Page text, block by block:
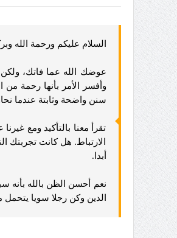
السلام عليكم ورحمة الله
عوضك الله عما فاتك، ولكن
وأفسر الأمر بأنها رحمة
سنن واضحة وثابتة عندما
تقرأ معنا بالتأكيد ومع
الارتباط. هل كانت
أبدا.
نعم أحسن الظن بالله بأنه
الدين وكن رجلا سويا